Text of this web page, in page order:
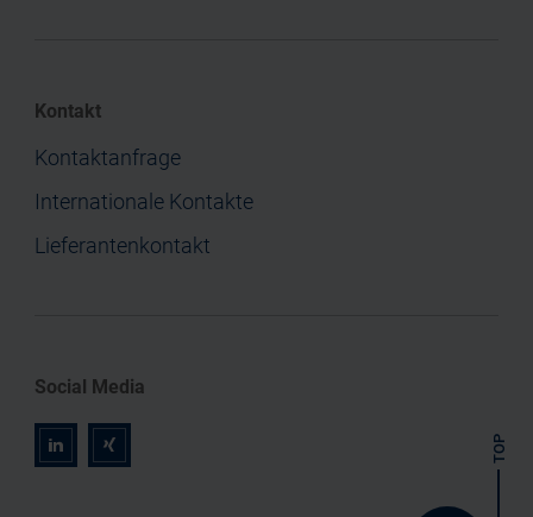
Kontakt
Kontaktanfrage
Internationale Kontakte
Lieferantenkontakt
Social Media
r z TOP